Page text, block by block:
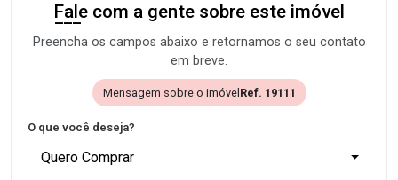
Fale com a gente sobre este imóvel
Preencha os campos abaixo e retornamos o seu contato
em breve.
Mensagem sobre o imóvel Ref. 19111
O que você deseja?
Quero Comprar